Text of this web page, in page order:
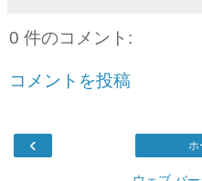
0 件のコメント:
コメントを投稿
‹ ホ